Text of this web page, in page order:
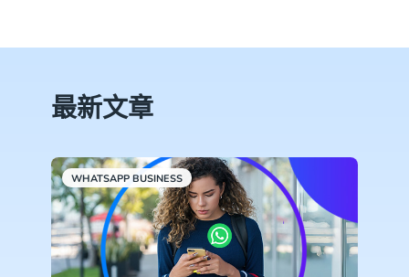
最新文章
WHATSAPP BUSINESS